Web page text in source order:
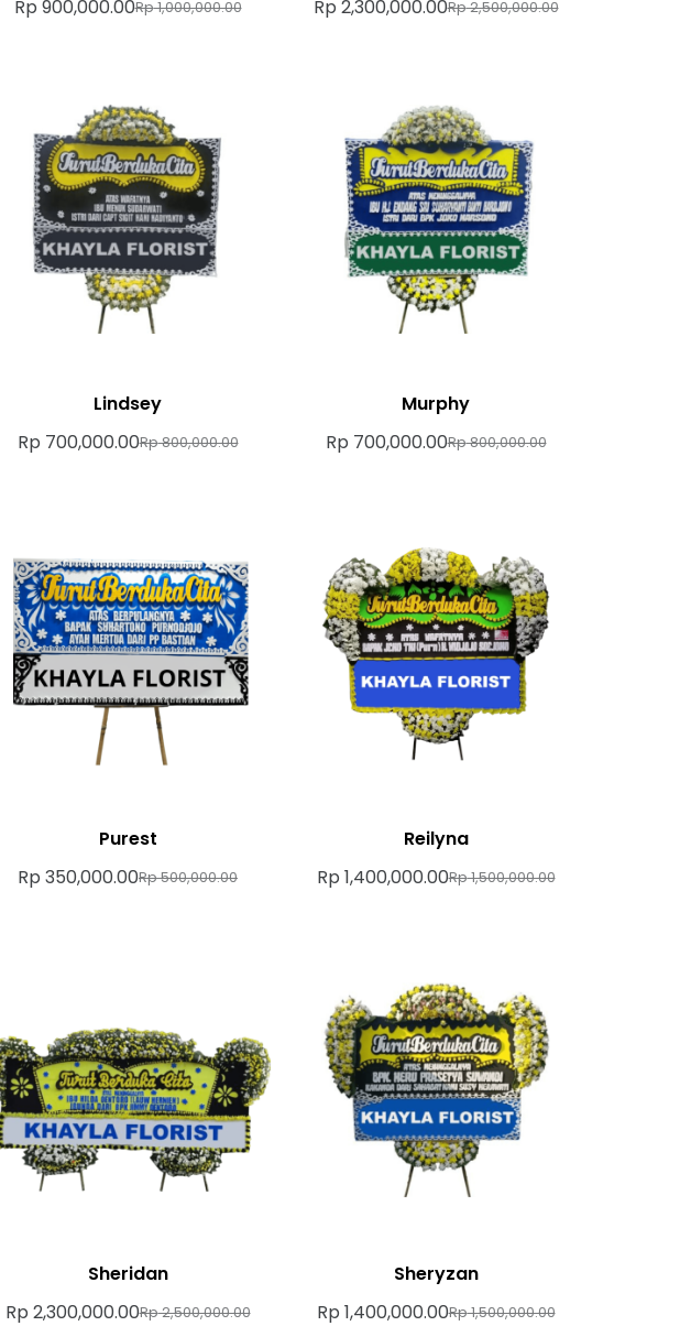
Rp1,000,000.00
Rp 900,000.00 Rp2,500,000.00
Rp 2,300,000.00
Lindsey
Rp800,000.00
Rp 700,000.00
Murphy
Rp800,000.00
Rp 700,000.00
Purest
Rp500,000.00
Rp 350,000.00
Reilyna
Rp1,500,000.00
Rp 1,400,000.00
Sheridan
Rp2,500,000.00
Rp 2,300,000.00
Sheryzan
Rp1,500,000.00
Rp 1,400,000.00